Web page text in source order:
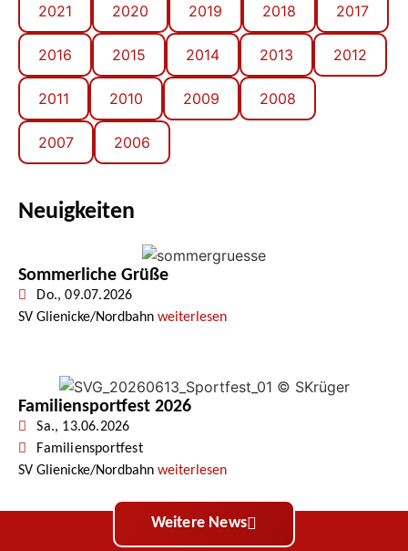
2021 2020 2019 2018 2017
2016 2015 2014 2013 2012
2011 2010 2009 2008
2007 2006
Neuigkeiten
Sommerliche Grüße
Do., 09.07.2026
SV Glienicke/Nordbahn weiterlesen
Familiensportfest 2026
Sa., 13.06.2026
Familiensportfest
SV Glienicke/Nordbahn weiterlesen
Weitere News